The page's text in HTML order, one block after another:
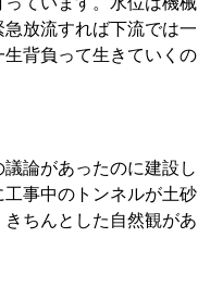
放流すれば下流では一
背負って生きていくの
論があったのに建設し
事中のトンネルが土砂
ちんとした自然観があ